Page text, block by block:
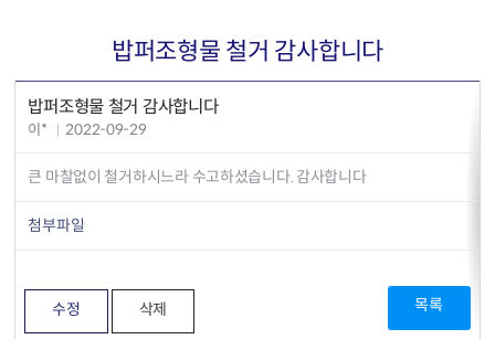
밥퍼조형물 철거 감사합니다
밥퍼조형물 철거 감사합니다
이* 2022-09-29
큰 마찰없이 철거하시느라 수고하셨습니다. 감사합니다
첨부파일
수정 삭제 목록